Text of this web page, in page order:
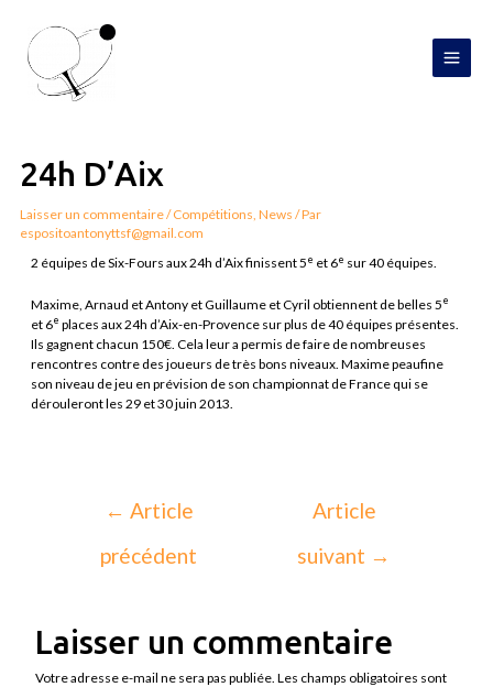
contenu
24h D’Aix
Laisser un commentaire/Compétitions,News / Par
espositoantonyttsf@gmail.com
2 équipes de Six-Fours aux 24h d’Aix finissent 5e et 6e sur 40 équipes.
Maxime, Arnaud et Antony et Guillaume et Cyril obtiennent de belles 5e
et 6e places aux 24h d’Aix-en-Provence sur plus de 40 équipes présentes.
Ils gagnent chacun 150€. Cela leur a permis de faire de nombreuses
rencontres contre des joueurs de très bons niveaux. Maxime peaufine
son niveau de jeu en prévision de son championnat de France qui se
dérouleront les 29 et 30 juin 2013.
l’article
← Article
précédent
Article
suivant →
Laisser un commentaire
Votre adresse e-mail ne sera pas publiée. Les champs obligatoires sont